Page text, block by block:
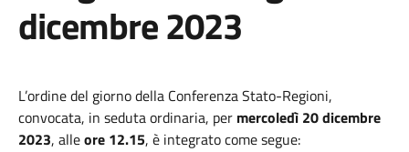
dicembre 2023
L’ordine del giorno della Conferenza Stato-Regioni,
convocata, in seduta ordinaria, per mercoledì 20 dicembre
2023, alleore 12.15, è integrato come segue: